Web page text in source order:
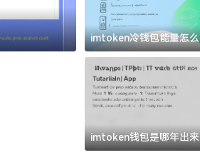
imtoken官方下载
imtoken冷钱包能量怎
道
imtoken钱包是哪年出